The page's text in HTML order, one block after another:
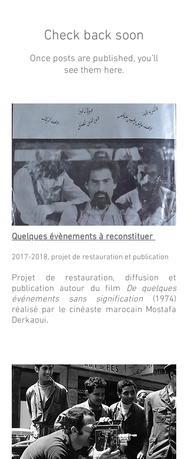
Check back soon
Once posts are published, you’ll
see them here.
Quelques évènements à reconstituer
2017-2018, projet de restauration et publication
Projet de restauration, diffusion et
publication autour du film De quelques
événements sans signification (1974)
réalisé par le cinéaste marocain Mostafa
Derkaoui.